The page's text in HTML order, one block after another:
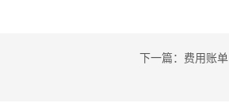
下一篇：费用账单